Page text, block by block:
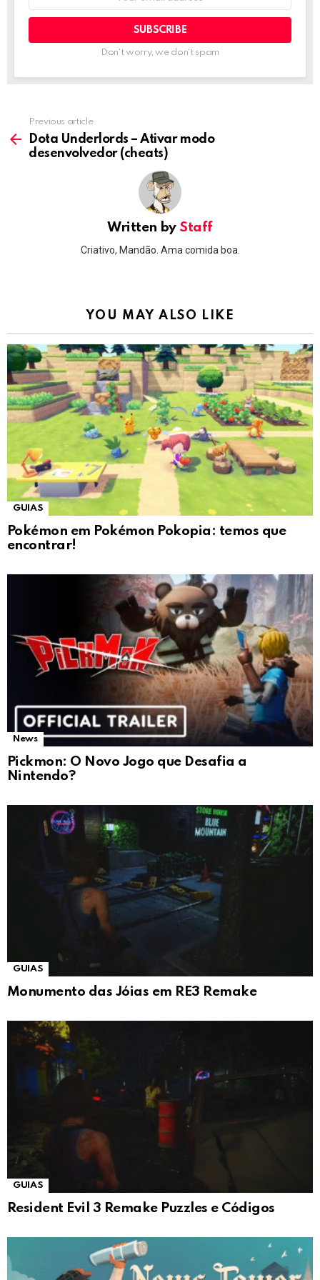
Don't worry, we don't spam
more
Previous article
Dota Underlords – Ativar modo
desenvolvedor (cheats)
Written by Staff
Criativo, Mandão. Ama comida boa.
YOU MAY ALSO LIKE
GUIAS
Pokémon em Pokémon Pokopia: temos que
encontrar!
News
Pickmon: O Novo Jogo que Desafia a
Nintendo?
GUIAS
Monumento das Jóias em RE3 Remake
GUIAS
Resident Evil 3 Remake Puzzles e Códigos